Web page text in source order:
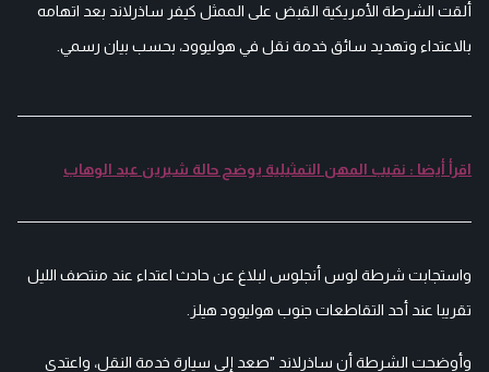
ألقت الشرطة الأمريكية القبض على الممثل كيفر ساذرلاند بعد اتهامه
بالاعتداء وتهديد سائق خدمة نقل في هوليوود، بحسب بيان رسمي.
اقرأ أيضا : نقيب المهن التمثيلية يوضح حالة شيرين عبد الوهاب
واستجابت شرطة لوس أنجلوس لبلاغ عن حادث اعتداء عند منتصف الليل
تقريبا عند أحد التقاطعات جنوب هوليوود هيلز.
وأوضحت الشرطة أن ساذرلاند "صعد إلى سيارة خدمة النقل، واعتدى